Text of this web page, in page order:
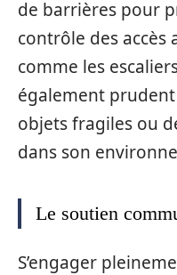
de barrières pour
contrôle des accès
comme les
également prudent
objets fragiles ou
dans son
Le soutien
S’engager